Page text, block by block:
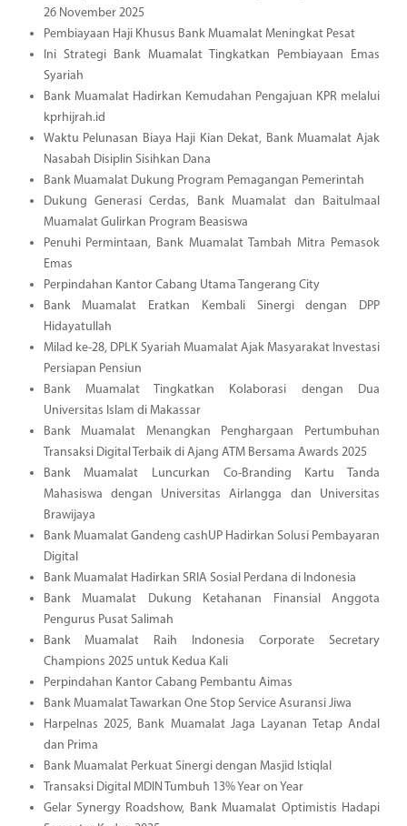
26 November 2025
Pembiayaan Haji Khusus Bank Muamalat Meningkat Pesat
Ini Strategi Bank Muamalat Tingkatkan Pembiayaan Emas
Syariah
Bank Muamalat Hadirkan Kemudahan Pengajuan KPR melalui
kprhijrah.id
Waktu Pelunasan Biaya Haji Kian Dekat, Bank Muamalat Ajak
Nasabah Disiplin Sisihkan Dana
Bank Muamalat Dukung Program Pemagangan Pemerintah
Dukung Generasi Cerdas, Bank Muamalat dan Baitulmaal
Muamalat Gulirkan Program Beasiswa
Penuhi Permintaan, Bank Muamalat Tambah Mitra Pemasok
Emas
Perpindahan Kantor Cabang Utama Tangerang City
Bank Muamalat Eratkan Kembali Sinergi dengan DPP
Hidayatullah
Milad ke-28, DPLK Syariah Muamalat Ajak Masyarakat Investasi
Persiapan Pensiun
Bank Muamalat Tingkatkan Kolaborasi dengan Dua
Universitas Islam di Makassar
Bank Muamalat Menangkan Penghargaan Pertumbuhan
Transaksi Digital Terbaik di Ajang ATM Bersama Awards 2025
Bank Muamalat Luncurkan Co-Branding Kartu Tanda
Mahasiswa dengan Universitas Airlangga dan Universitas
Brawijaya
Bank Muamalat Gandeng cashUP Hadirkan Solusi Pembayaran
Digital
Bank Muamalat Hadirkan SRIA Sosial Perdana di Indonesia
Bank Muamalat Dukung Ketahanan Finansial Anggota
Pengurus Pusat Salimah
Bank Muamalat Raih Indonesia Corporate Secretary
Champions 2025 untuk Kedua Kali
Perpindahan Kantor Cabang Pembantu Aimas
Bank Muamalat Tawarkan One Stop Service Asuransi Jiwa
Harpelnas 2025, Bank Muamalat Jaga Layanan Tetap Andal
dan Prima
Bank Muamalat Perkuat Sinergi dengan Masjid Istiqlal
Transaksi Digital MDIN Tumbuh 13% Year on Year
Gelar Synergy Roadshow, Bank Muamalat Optimistis Hadapi